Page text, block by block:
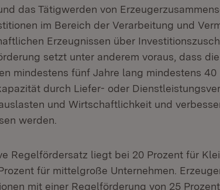
das Tätigwerden von
im Bereich der Verarbeitung und
Erzeugnissen über
setzt unter anderem voraus, dass
mindestens fünf Jahre lang mindestens 40
durch Liefer- oder
und Wirtschaftlichkeit und
werden.
Regelfördersatz liegt bei 20 Prozent für
für mittelgroße Unternehmen.
mit einer Regelförderung von 25